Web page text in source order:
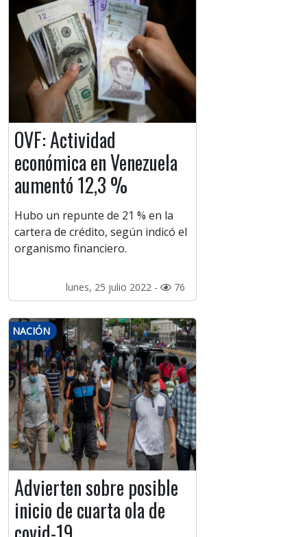
OVF: Actividad
económica en Venezuela
aumentó 12,3 %
Hubo un repunte de 21 % en la
cartera de crédito, según indicó el
organismo financiero.
lunes, 25 julio 2022 - 76
NACIÓN
Advierten sobre posible
inicio de cuarta ola de